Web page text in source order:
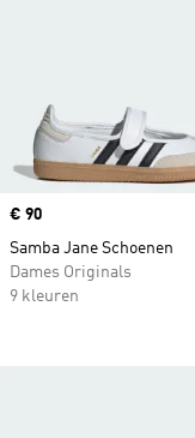
Price
€ 90
Samba Jane Schoenen
Dames Originals
9 kleuren